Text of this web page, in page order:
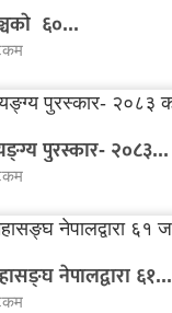
६०...
पुरस्कार- २०८३...
नेपालद्वारा ६१...